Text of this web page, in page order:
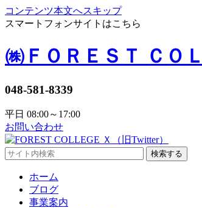
コンテンツ本文へスキップ
スマートフォンサイトはこちら
㈱ＦＯＲＥＳＴ ＣＯ
048-581-8339
平日 08:00～17:00
お問い合わせ
検索する
ホーム
ブログ
事業案内